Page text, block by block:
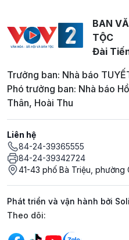
BAN
TỘC
Đài
Trưởng ban: Nhà báo
Phó trưởng ban: Nhà báo
Thân, Hoài Thu
Liên hệ
84-24-39365555
84-24-39342724
41-43 phố Bà Triệu, phường
Phát triển và vận hành bởi
Mạng xã hội
Theo dõi: